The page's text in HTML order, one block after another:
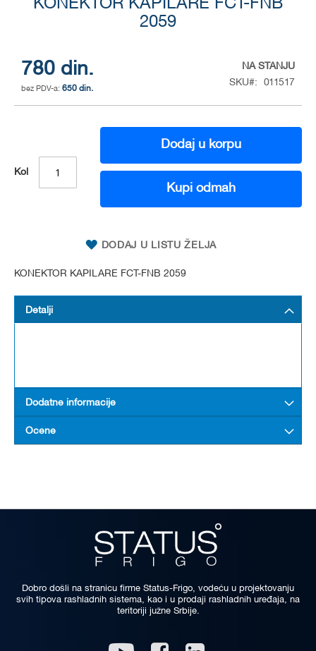
KONEKTOR KAPILARE FCT-FNB
2059
780 din.
650 din.
NA STANJU
SKU
011517
Kol
Dodaj u korpu
Kupi odmah
DODAJ U LISTU ŽELJA
KONEKTOR KAPILARE FCT-FNB 2059
the
images
gallery
Detalji
Dodatne informacije
Ocene
Dobro došli na stranicu firme Status-Frigo, vodeću u projektovanju
svih tipova rashladnih sistema, kao i u prodaji rashladnih uređaja, na
teritoriji južne Srbije.
Youtube Facebook